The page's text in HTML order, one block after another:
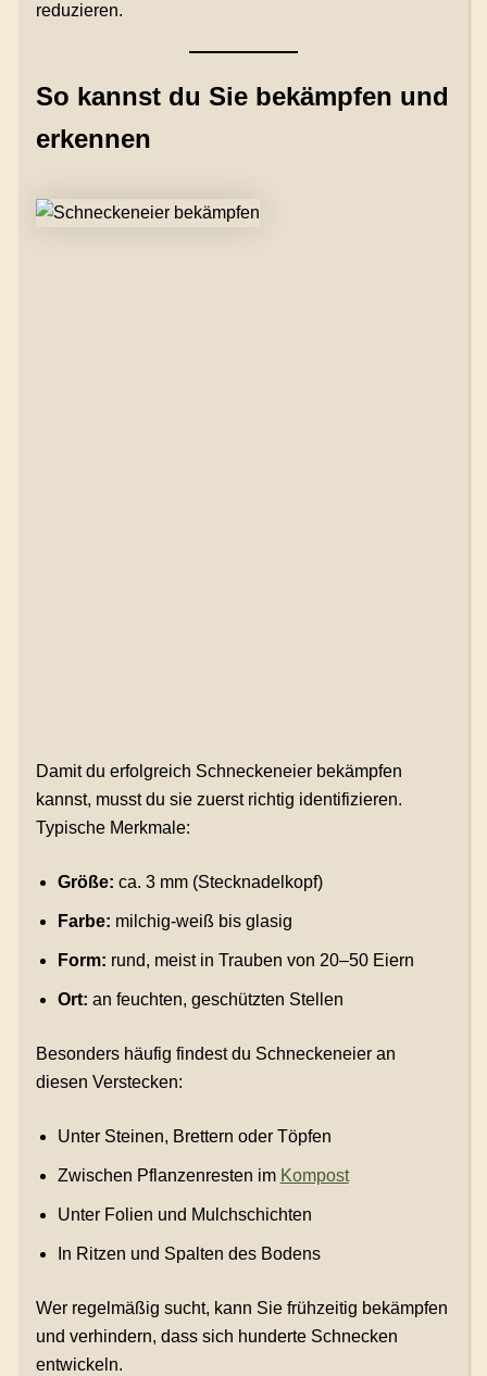
reduzieren.
So kannst du Sie bekämpfen und
erkennen
Damit du erfolgreich Schneckeneier bekämpfen
kannst, musst du sie zuerst richtig identifizieren.
Typische Merkmale:
Größe: ca. 3 mm (Stecknadelkopf)
Farbe: milchig-weiß bis glasig
Form: rund, meist in Trauben von 20–50 Eiern
Ort: an feuchten, geschützten Stellen
Besonders häufig findest du Schneckeneier an
diesen Verstecken:
Unter Steinen, Brettern oder Töpfen
Zwischen Pflanzenresten im Kompost
Unter Folien und Mulchschichten
In Ritzen und Spalten des Bodens
Wer regelmäßig sucht, kann Sie frühzeitig bekämpfen
und verhindern, dass sich hunderte Schnecken
entwickeln.